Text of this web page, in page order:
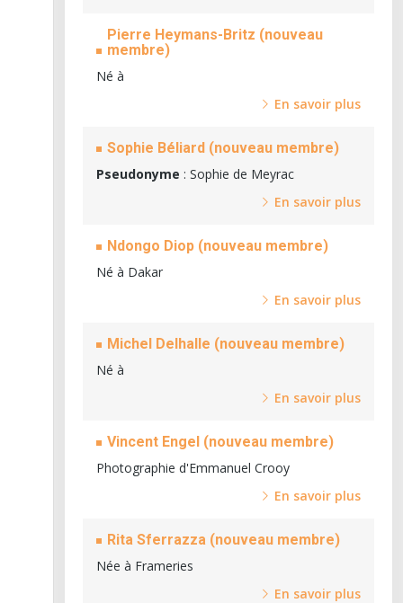
Pierre Heymans-Britz (nouveau
membre)
Né à
En savoir plus
Sophie Béliard (nouveau membre)
Pseudonyme : Sophie de Meyrac
En savoir plus
Ndongo Diop (nouveau membre)
Né à Dakar
En savoir plus
Michel Delhalle (nouveau membre)
Né à
En savoir plus
Vincent Engel (nouveau membre)
Photographie d'Emmanuel Crooy
En savoir plus
Rita Sferrazza (nouveau membre)
Née à Frameries
En savoir plus